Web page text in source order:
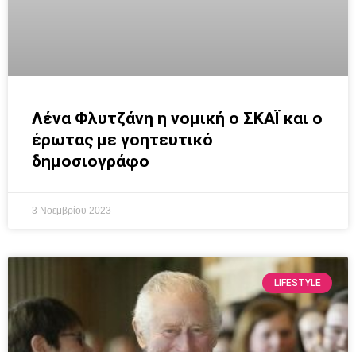
Λένα Φλυτζάνη η νομική ο ΣΚΑΪ και ο
έρωτας με γοητευτικό
δημοσιογράφο
3 Νοεμβρίου 2023
LIFESTYLE